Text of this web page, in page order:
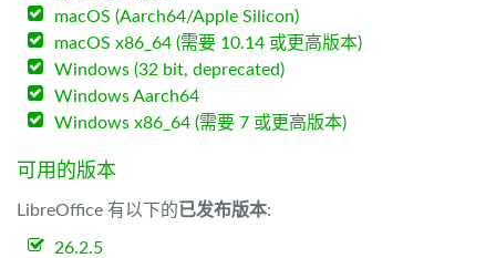
macOS (Aarch64/Apple Silicon)
macOS x86_64 (需要 10.14 或更高版本)
Windows (32 bit, deprecated)
Windows Aarch64
Windows x86_64 (需要 7 或更高版本)
可用的版本
LibreOffice 有以下的已发布版本:
26.2.5